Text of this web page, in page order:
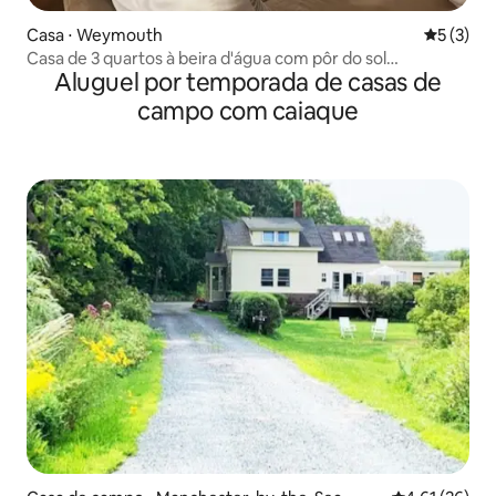
Casa ⋅ Weymouth 5 de
5 (3)
Casa de 3 quartos à beira d'água com pôr do sol
deslumbrante
Aluguel por temporada de casas de
campo com caiaque